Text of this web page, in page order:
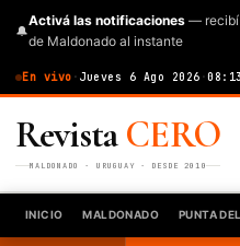
🔔
Activá las notificaciones — recibí
de Maldonado al instante
En vivo · Jueves 6 Ago 2026 ·08:13
RevistaCERO
MALDONADO · URUGUAY · DESDE 2010
INICIO MALDONADO PUNTA